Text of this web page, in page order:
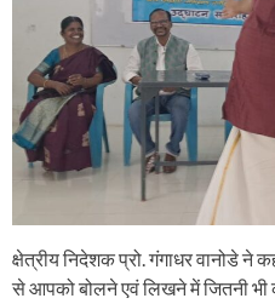
क्षेत्रीय निदेशक प्रो. गंगाधर वानोडे ने
से आपको बोलने एवं लिखने में जितनी भी